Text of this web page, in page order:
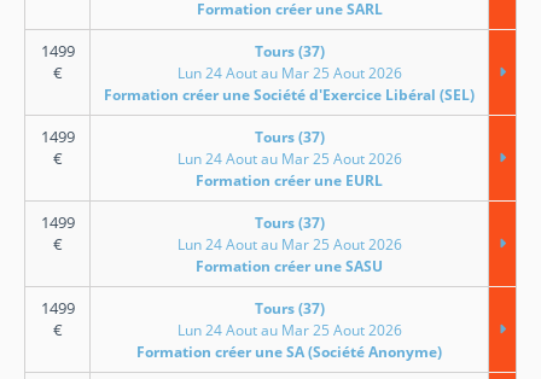
Formation créer une SARL
1499
€
Tours (37)
Lun 24 Aout au Mar 25 Aout 2026
Formation créer une Société d'Exercice Libéral (SEL)
1499
€
Tours (37)
Lun 24 Aout au Mar 25 Aout 2026
Formation créer une EURL
1499
€
Tours (37)
Lun 24 Aout au Mar 25 Aout 2026
Formation créer une SASU
1499
€
Tours (37)
Lun 24 Aout au Mar 25 Aout 2026
Formation créer une SA (Société Anonyme)